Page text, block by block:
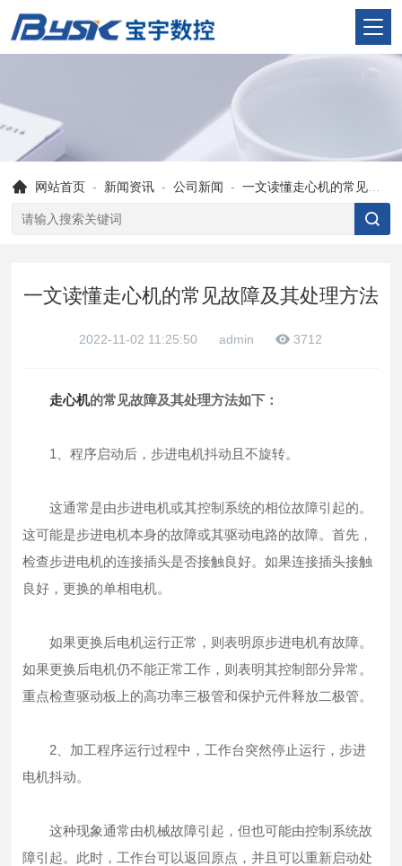
网站首页 - 新闻资讯 - 公司新闻 - 一文读懂走心机的常见故障及其处理方法
一文读懂走心机的常见故障及其处理方法
2022-11-02 11:25:50 admin 3712
走心机的常见故障及其处理方法如下：
1、程序启动后，步进电机抖动且不旋转。
这通常是由步进电机或其控制系统的相位故障引起的。
这可能是步进电机本身的故障或其驱动电路的故障。首先，
检查步进电机的连接插头是否接触良好。如果连接插头接触
良好，更换的单相电机。
如果更换后电机运行正常，则表明原步进电机有故障。
如果更换后电机仍不能正常工作，则表明其控制部分异常。
重点检查驱动板上的高功率三极管和保护元件释放二极管。
2、加工程序运行过程中，工作台突然停止运行，步进
电机抖动。
这种现象通常由机械故障引起，但也可能由控制系统故
障引起。此时，工作台可以返回原点，并且可以重新启动处